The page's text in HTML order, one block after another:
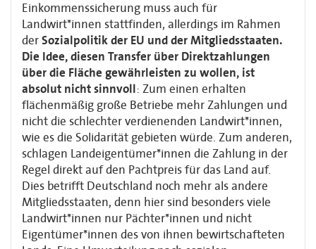
Einkommenssicherung muss auch für
Landwirt*innen stattfinden, allerdings im Rahmen
derSozialpolitik der EU und der Mitgliedsstaaten.
Die Idee, diesen Transfer über Direktzahlungen
über die Fläche gewährleisten zu wollen, ist
absolut nicht sinnvoll: Zum einen erhalten
flächenmäßig große Betriebe mehr Zahlungen und
nicht die schlechter verdienenden Landwirt*innen,
wie es die Solidarität gebieten würde. Zum anderen,
schlagen Landeigentümer*innen die Zahlung in der
Regel direkt auf den Pachtpreis für das Land auf.
Dies betrifft Deutschland noch mehr als andere
Mitgliedsstaaten, denn hier sind besonders viele
Landwirt*innen nur Pächter*innen und nicht
Eigentümer*innen des von ihnen bewirtschafteten